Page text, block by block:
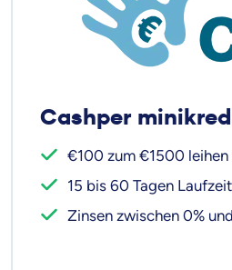
Cashper
€100 zum €1500 leihen
15 bis 60 Tagen Laufzeit
Zinsen zwischen 0%